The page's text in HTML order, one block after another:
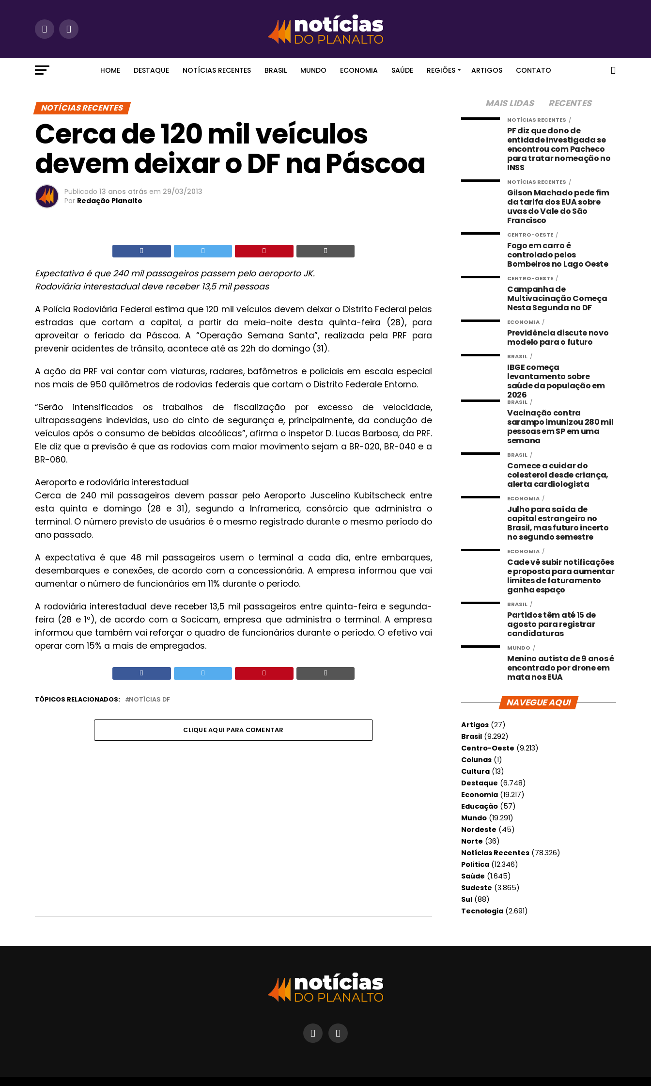
HOME DESTAQUE NOTÍCIAS RECENTES BRASIL MUNDO ECONOMIA SAÚDE REGIÕES ARTIGOS CONTATO
NOTÍCIAS RECENTES
Cerca de 120 mil veículos
devem deixar o DF na Páscoa
Publicado 13 anos atrás em 29/03/2013
Por Redação Planalto
Expectativa é que 240 mil passageiros passem pelo aeroporto JK.
Rodoviária interestadual deve receber 13,5 mil pessoas
A Polícia Rodoviária Federal estima que 120 mil veículos devem deixar o Distrito Federal pelas
estradas que cortam a capital, a partir da meia-noite desta quinta-feira (28), para
aproveitar o feriado da Páscoa. A “Operação Semana Santa”, realizada pela PRF para
prevenir acidentes de trânsito, acontece até as 22h do domingo (31).
A ação da PRF vai contar com viaturas, radares, bafômetros e policiais em escala especial
nos mais de 950 quilômetros de rodovias federais que cortam o Distrito Federale Entorno.
“Serão intensificados os trabalhos de fiscalização por excesso de velocidade,
ultrapassagens indevidas, uso do cinto de segurança e, principalmente, da condução de
veículos após o consumo de bebidas alcoólicas”, afirma o inspetor D. Lucas Barbosa, da PRF.
Ele diz que a previsão é que as rodovias com maior movimento sejam a BR-020, BR-040 e a
BR-060.
Aeroporto e rodoviária interestadual
Cerca de 240 mil passageiros devem passar pelo Aeroporto Juscelino Kubitscheck entre
esta quinta e domingo (28 e 31), segundo a Inframerica, consórcio que administra o
terminal. O número previsto de usuários é o mesmo registrado durante o mesmo período do
ano passado.
A expectativa é que 48 mil passageiros usem o terminal a cada dia, entre embarques,
desembarques e conexões, de acordo com a concessionária. A empresa informou que vai
aumentar o número de funcionários em 11% durante o período.
A rodoviária interestadual deve receber 13,5 mil passageiros entre quinta-feira e segunda-
feira (28 e 1º), de acordo com a Socicam, empresa que administra o terminal. A empresa
informou que também vai reforçar o quadro de funcionários durante o período. O efetivo vai
operar com 15% a mais de empregados.
TÓPICOS RELACIONADOS: NOTÍCIAS DF
CLIQUE AQUI PARA COMENTAR
MAIS LIDAS RECENTES
NOTÍCIAS RECENTES
PF diz que dono de
entidade investigada se
encontrou com Pacheco
para tratar nomeação no
INSS
NOTÍCIAS RECENTES
Gilson Machado pede fim
da tarifa dos EUA sobre
uvas do Vale do São
Francisco
CENTRO-OESTE
Fogo em carro é
controlado pelos
Bombeiros no Lago Oeste
CENTRO-OESTE
Campanha de
Multivacinação Começa
Nesta Segunda no DF
ECONOMIA
Previdência discute novo
modelo para o futuro
BRASIL
IBGE começa
levantamento sobre
saúde da população em
2026
BRASIL
Vacinação contra
sarampo imunizou 280 mil
pessoas em SP em uma
semana
BRASIL
Comece a cuidar do
colesterol desde criança,
alerta cardiologista
ECONOMIA
Julho para saída de
capital estrangeiro no
Brasil, mas futuro incerto
no segundo semestre
ECONOMIA
Cade vê subir notificações
e proposta para aumentar
limites de faturamento
ganha espaço
BRASIL
Partidos têm até 15 de
agosto para registrar
candidaturas
MUNDO
Menino autista de 9 anos é
encontrado por drone em
mata nos EUA
NAVEGUE AQUI
Artigos (27)
Brasil (9.292)
Centro-Oeste (9.213)
Colunas (1)
Cultura (13)
Destaque (6.748)
Economia (19.217)
Educação (57)
Mundo (19.291)
Nordeste (45)
Norte (36)
Notícias Recentes (78.326)
Política (12.346)
Saúde (1.645)
Sudeste (3.865)
Sul (88)
Tecnologia (2.691)